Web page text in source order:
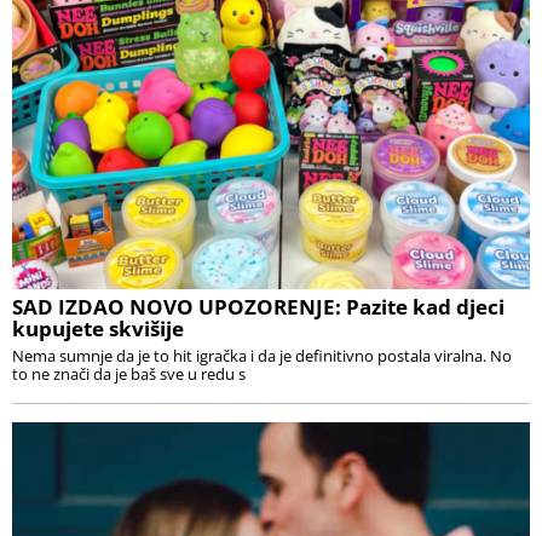
SAD IZDAO NOVO UPOZORENJE: Pazite kad djeci
kupujete skvišije
Nema sumnje da je to hit igračka i da je definitivno postala viralna. No
to ne znači da je baš sve u redu s